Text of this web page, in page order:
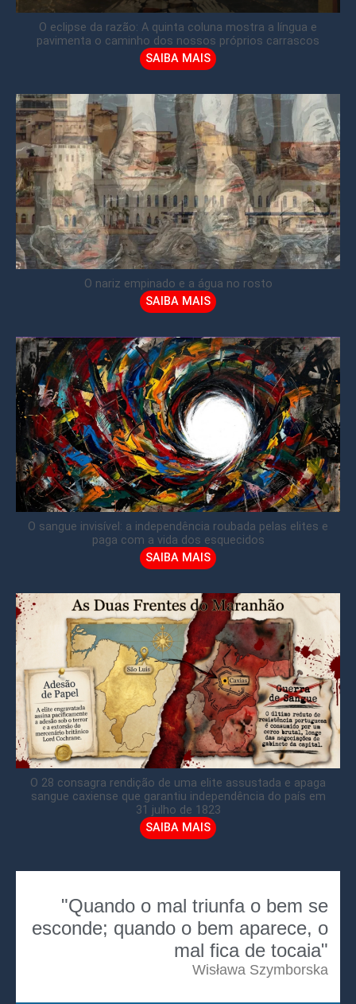
O eclipse da razão: A quinta coluna mostra a língua e
pavimenta o caminho dos nossos próprios carrascos
SAIBA MAIS
O nariz empinado e a água no rosto
SAIBA MAIS
O sangue invisível: a independência roubada pelas elites e
paga com a vida dos esquecidos
SAIBA MAIS
O 28 consagra rendição de uma elite assustada e apaga
sangue caxiense que garantiu independência do país em
31 julho de 1823
SAIBA MAIS
"Quando o mal triunfa o bem se
esconde; quando o bem aparece, o
mal fica de tocaia"
Wisława Szymborska